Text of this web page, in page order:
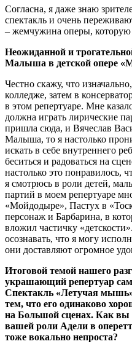
Согласна, я даже знаю
спектакль и очень
– жемчужина оперы, которую
Неожиданной и
Малыша в детской опере
Честно скажу, что
колледже, затем в
в этом репертуаре. Мне
должна играть лирические
пришла сюда, и Вячеслав
Малыша, то я настолько
искать в себе внутреннего
беситься и радоваться на
настолько это понравилось,
я смотрюсь в роли детей,
партий в моем репертуаре
«Мойдодыре», Пастух в
персонаж и Барбарина, в
вложил частичку
осознавать, что я могу
они доставляют огромное
Итоговой темой нашего
украшающий репертуар
Спектакль «Летучая
тем, что его одинаково
на Большой сценах. Как вы
вашей роли Адели в
тоже вокально непроста?